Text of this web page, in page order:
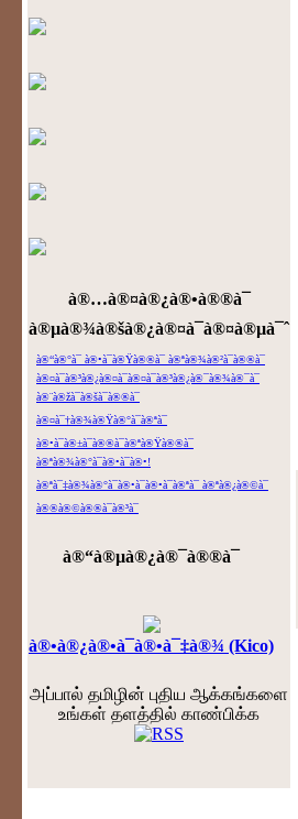
à®…à®¤à®¿à®•à®®à¯
à®µà®¾à®šà®¿à®¤à¯à®¤à®µà¯ˆ
à®“à®°à¯ à®•à¯à®Ÿà®®à¯ à®ªà®¾à®²à¯à®®à¯
à®¤à¯à®³à®¿à®¤à¯à®¤à¯à®³à®¿à®¯à®¾à®¯à¯
à®¨à®žà¯à®šà¯à®®à¯
à®¤à¯†à®¾à®Ÿà®°à¯à®ªà¯
à®•à¯à®±à¯à®®à¯à®ªà®Ÿà®®à¯
à®ªà®¾à®°à¯à®•à¯à®•!
à®ªà¯‡à®¾à®°à¯à®•à¯à®•à¯à®ªà¯ à®ªà®¿à®©à¯
à®®à®©à®®à¯à®³à¯
à®“à®µà®¿à®¯à®®à¯
à®•à®¿à®•à¯à®•à¯‡à®¾ (Kico)
அப்பால் தமிழின் புதிய ஆக்கங்களை
உங்கள் தளத்தில் காண்பிக்க